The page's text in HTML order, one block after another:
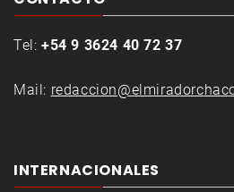
Tel: +54 9 3624 40 72 37
Mail:
INTERNACIONALES